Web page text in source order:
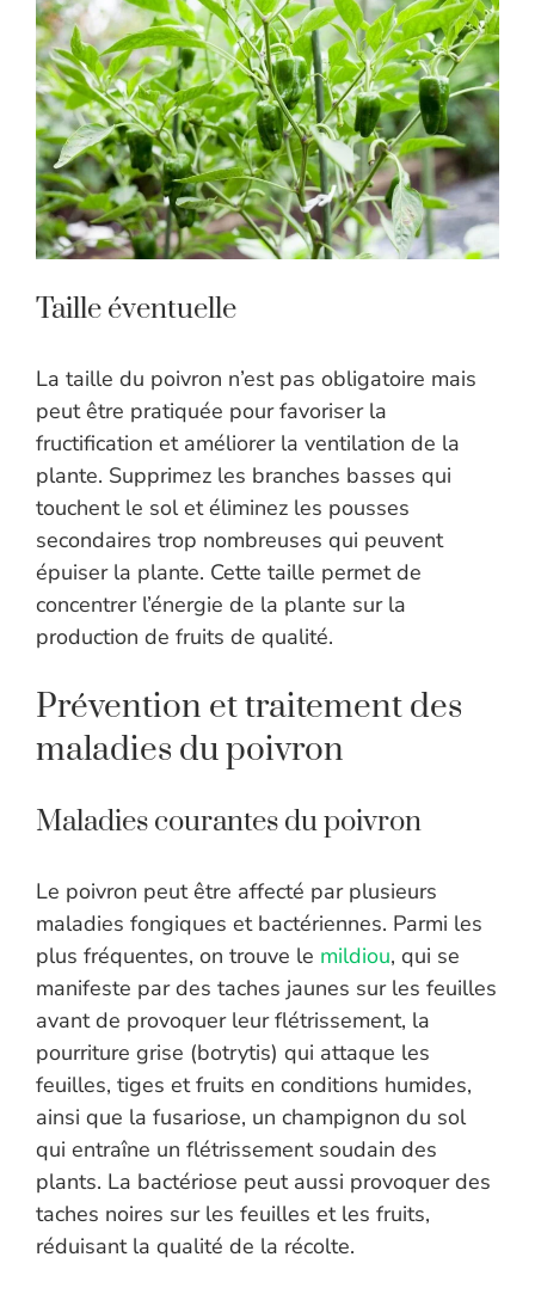
Taille éventuelle
La taille du poivron n’est pas obligatoire mais
peut être pratiquée pour favoriser la
fructification et améliorer la ventilation de la
plante. Supprimez les branches basses qui
touchent le sol et éliminez les pousses
secondaires trop nombreuses qui peuvent
épuiser la plante. Cette taille permet de
concentrer l’énergie de la plante sur la
production de fruits de qualité.
Prévention et traitement des
maladies du poivron
Maladies courantes du poivron
Le poivron peut être affecté par plusieurs
maladies fongiques et bactériennes. Parmi les
plus fréquentes, on trouve le mildiou, qui se
manifeste par des taches jaunes sur les feuilles
avant de provoquer leur flétrissement, la
pourriture grise (botrytis) qui attaque les
feuilles, tiges et fruits en conditions humides,
ainsi que la fusariose, un champignon du sol
qui entraîne un flétrissement soudain des
plants. La bactériose peut aussi provoquer des
taches noires sur les feuilles et les fruits,
réduisant la qualité de la récolte.